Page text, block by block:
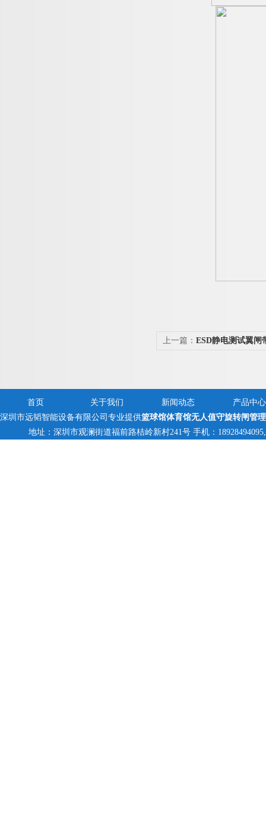
上一篇： ESD静电测试翼闸
首页 关于我们 新闻动态
产品中心
深圳市远韬智能设备有限公司专业提供篮球馆体育馆无人值守旋转闸管理
地址：深圳市观澜街道福前路桔岭新村241号 手机：